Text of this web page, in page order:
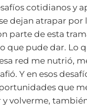
cotidianos y
dejan atrapar por
parte de esta
que pude dar. Lo
red me nutrió,
Y en esos
que
volverme,